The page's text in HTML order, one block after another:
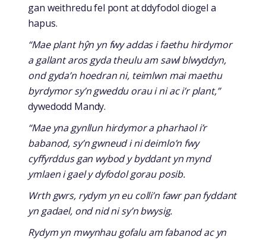
gan weithredu fel pont at ddyfodol diogel a
hapus.
“Mae plant hŷn yn fwy addas i faethu hirdymor
a gallant aros gyda theulu am sawl blwyddyn,
ond gyda’n hoedran ni, teimlwn mai maethu
byrdymor sy’n gweddu orau i ni ac i’r plant,”
dywedodd Mandy.
“Mae yna gynllun hirdymor a pharhaol i’r
babanod, sy’n gwneud i ni deimlo’n fwy
cyffyrddus gan wybod y byddant yn mynd
ymlaen i gael y dyfodol gorau posib.
Wrth gwrs, rydym yn eu colli’n fawr pan fyddant
yn gadael, ond nid ni sy’n bwysig.
Rydym yn mwynhau gofalu am fabanod ac yn